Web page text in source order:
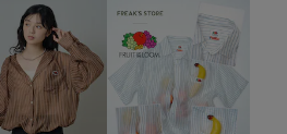
のボディやアンダーウェアのブランド
またＴシャツやアンダーウェア以外に
く展開し続けています。